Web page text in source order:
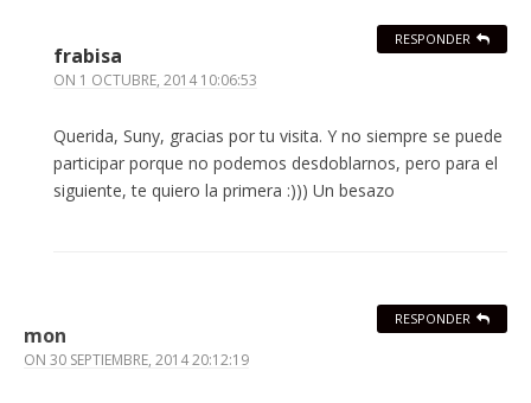
frabisa
ON 1 OCTUBRE, 2014 10:06:53
Querida, Suny, gracias por tu visita. Y no siempre se puede
participar porque no podemos desdoblarnos, pero para el
siguiente, te quiero la primera :))) Un besazo
RESPONDER
mon
ON 30 SEPTIEMBRE, 2014 20:12:19
RESPONDER